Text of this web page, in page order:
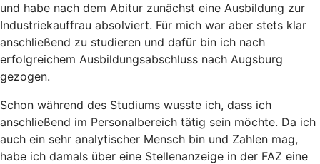
und habe nach dem Abitur zunächst eine Ausbildung zur
Industriekauffrau absolviert. Für mich war aber stets klar
anschließend zu studieren und dafür bin ich nach
erfolgreichem Ausbildungsabschluss nach Augsburg
gezogen.
Schon während des Studiums wusste ich, dass ich
anschließend im Personalbereich tätig sein möchte. Da ich
auch ein sehr analytischer Mensch bin und Zahlen mag,
habe ich damals über eine Stellenanzeige in der FAZ eine